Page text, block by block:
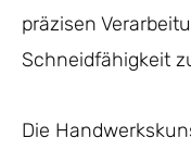
präzisen
Schneidfähigkeit
Die